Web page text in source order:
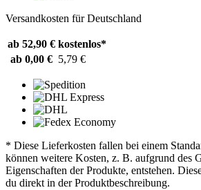
Versandkosten für Deutschland
ab 52,90 € kostenlos*
ab 0,00 € 5,79 €
* Diese Lieferkosten fallen bei einem
können weitere Kosten, z. B. aufgrund des
Eigenschaften der Produkte, entstehen.
du direkt in der Produktbeschreibung.